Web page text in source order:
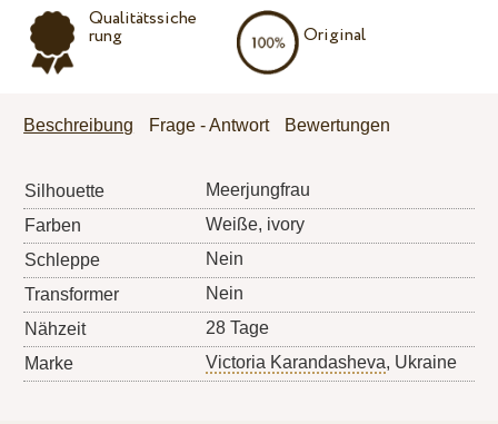
Qualitätssiche
rung
Original
Beschreibung Frage - Antwort Bewertungen
Silhouette
Meerjungfrau
Farben
Weiße, ivory
Schleppe
Nein
Transformer
Nein
Nähzeit
28 Tage
Marke
Victoria Karandasheva, Ukraine